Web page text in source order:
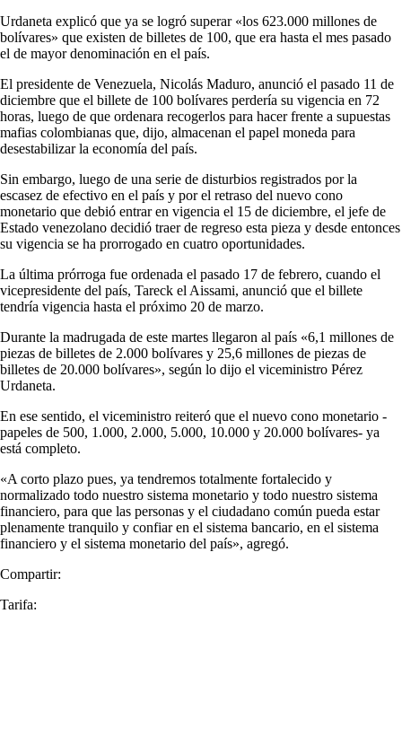
Urdaneta explicó que ya se logró superar «los 623.000 millones de
bolívares» que existen de billetes de 100, que era hasta el mes pasado
el de mayor denominación en el país.
El presidente de Venezuela, Nicolás Maduro, anunció el pasado 11 de
diciembre que el billete de 100 bolívares perdería su vigencia en 72
horas, luego de que ordenara recogerlos para hacer frente a supuestas
mafias colombianas que, dijo, almacenan el papel moneda para
desestabilizar la economía del país.
Sin embargo, luego de una serie de disturbios registrados por la
escasez de efectivo en el país y por el retraso del nuevo cono
monetario que debió entrar en vigencia el 15 de diciembre, el jefe de
Estado venezolano decidió traer de regreso esta pieza y desde entonces
su vigencia se ha prorrogado en cuatro oportunidades.
La última prórroga fue ordenada el pasado 17 de febrero, cuando el
vicepresidente del país, Tareck el Aissami, anunció que el billete
tendría vigencia hasta el próximo 20 de marzo.
Durante la madrugada de este martes llegaron al país «6,1 millones de
piezas de billetes de 2.000 bolívares y 25,6 millones de piezas de
billetes de 20.000 bolívares», según lo dijo el viceministro Pérez
Urdaneta.
En ese sentido, el viceministro reiteró que el nuevo cono monetario -
papeles de 500, 1.000, 2.000, 5.000, 10.000 y 20.000 bolívares- ya
está completo.
«A corto plazo pues, ya tendremos totalmente fortalecido y
normalizado todo nuestro sistema monetario y todo nuestro sistema
financiero, para que las personas y el ciudadano común pueda estar
plenamente tranquilo y confiar en el sistema bancario, en el sistema
financiero y el sistema monetario del país», agregó.
Compartir:
Tarifa: